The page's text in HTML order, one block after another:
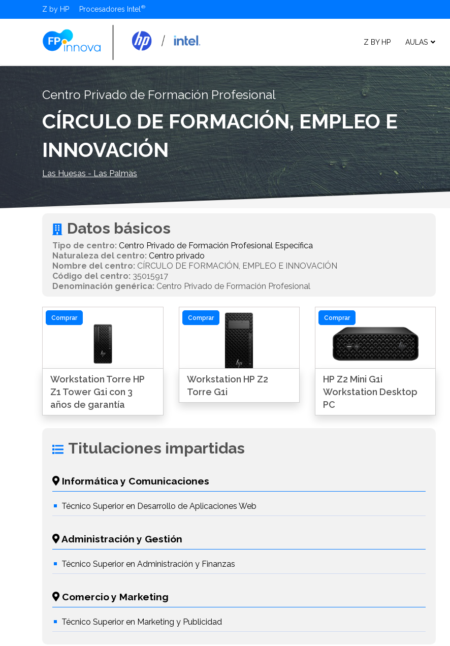
Z by HP Procesadores Intel
Z BY HP AULAS
Centro Privado de Formación Profesional
CÍRCULO DE FORMACIÓN, EMPLEO E
INNOVACIÓN
Las Huesas - Las Palmas
Datos básicos
Tipo de centro: Centro Privado de Formación Profesional Específica
Naturaleza del centro: Centro privado
Nombre del centro: CÍRCULO DE FORMACIÓN, EMPLEO E INNOVACIÓN
Código del centro: 35015917
Denominación genérica: Centro Privado de Formación Profesional
Comprar
Workstation Torre HP
Z1 Tower G1i con 3
años de garantía
Comprar
Workstation HP Z2
Torre G1i
Comprar
HP Z2 Mini G1i
Workstation Desktop
PC
Titulaciones impartidas
Informática y Comunicaciones
Técnico Superior en Desarrollo de Aplicaciones Web
Administración y Gestión
Técnico Superior en Administración y Finanzas
Comercio y Marketing
Técnico Superior en Marketing y Publicidad